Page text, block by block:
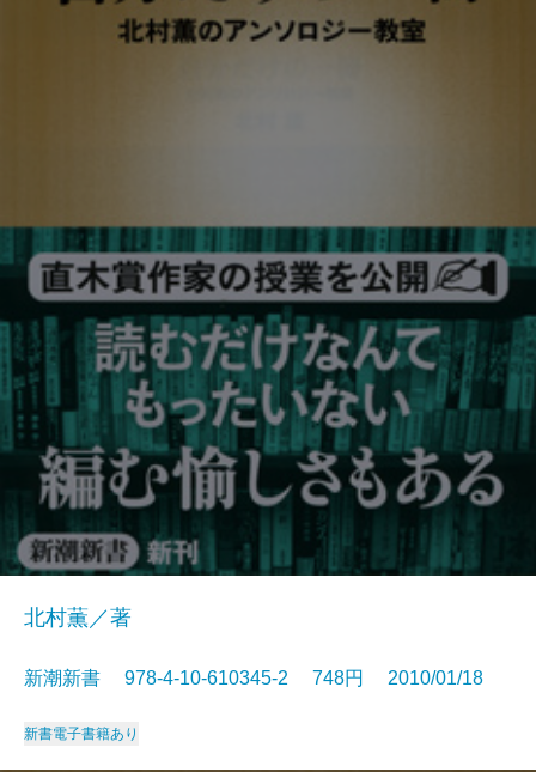
北村薫／著
新潮新書 978-4-10-610345-2 748円 2010/01/18
新書電子書籍あり